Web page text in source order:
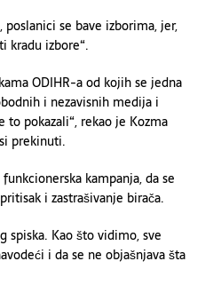
se bave izborima, jer,
kradu izbore“.
ODIHR-a od kojih se jedna
i nezavisnih medija i
pokazali“, rekao je Kozma
prekinuti.
kampanja, da se
i zastrašivanje birača.
spiska. Kao što vidimo, sve
i da se ne objašnjava šta